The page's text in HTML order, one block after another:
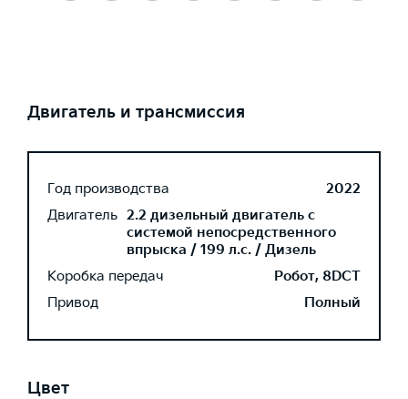
Двигатель и трансмиссия
Год производства
2022
Двигатель 2.2 дизельный двигатель с
системой непосредственного
впрыска / 199 л.с. / Дизель
Коробка передач
Робот, 8DCT
Привод
Полный
Цвет